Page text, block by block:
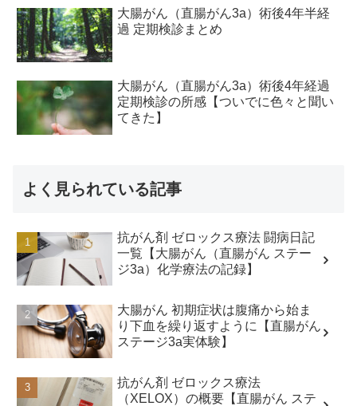
大腸がん（直腸がん3a）術後4年半経
過 定期検診まとめ
大腸がん（直腸がん3a）術後4年経過
定期検診の所感【ついでに色々と聞い
てきた】
よく見られている記事
抗がん剤 ゼロックス療法 闘病日記
一覧【大腸がん（直腸がん ステー
ジ3a）化学療法の記録】
大腸がん 初期症状は腹痛から始ま
り下血を繰り返すように【直腸がん
ステージ3a実体験】
抗がん剤 ゼロックス療法
（XELOX）の概要【直腸がん ステ